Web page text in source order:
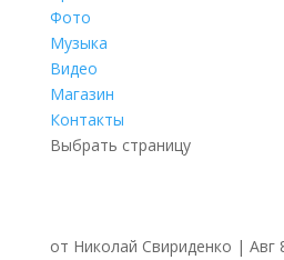
Фото
Музыка
Видео
Магазин
Контакты
Выбрать страницу
от Николай Свириденко | Авг